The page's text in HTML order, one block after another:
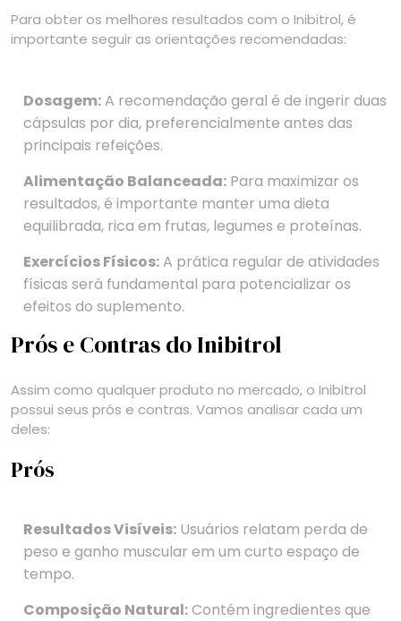
Para obter os melhores resultados com o Inibitrol, é
importante seguir as orientações recomendadas:
Dosagem:A recomendação geral é de ingerir duas
cápsulas por dia, preferencialmente antes das
principais refeições.
Alimentação Balanceada: Para maximizar os
resultados, é importante manter uma dieta
equilibrada, rica em frutas, legumes e proteínas.
Exercícios Físicos:A prática regular de atividades
físicas será fundamental para potencializar os
efeitos do suplemento.
Prós e Contras do Inibitrol
Assim como qualquer produto no mercado, o Inibitrol
possui seus prós e contras. Vamos analisar cada um
deles:
Prós
Resultados Visíveis: Usuários relatam perda de
peso e ganho muscular em um curto espaço de
tempo.
Composição Natural:Contém ingredientes que